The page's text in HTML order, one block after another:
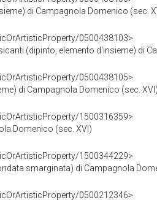
di Campagnola Domenico (sec.
0500438103>
(dipinto, elemento d'insieme) di
0500438105>
di Campagnola Domenico (sec.
1500316359>
Domenico (sec. XVI)
1500344229>
smarginata) di Campagnola
0500212346>